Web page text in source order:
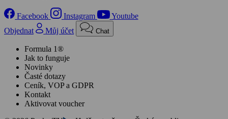
Facebook Instagram
Youtube
Objednat
Můj účet Chat
Formula 1®
Jak to funguje
Novinky
Časté dotazy
Ceník, VOP a GDPR
Kontakt
Aktivovat voucher